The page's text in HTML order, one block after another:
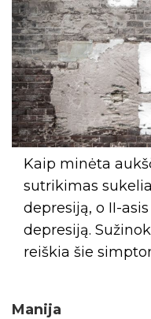
Kaip minėta
sutrikimas
depresiją, o II-
depresiją.
reiškia šie
Manija